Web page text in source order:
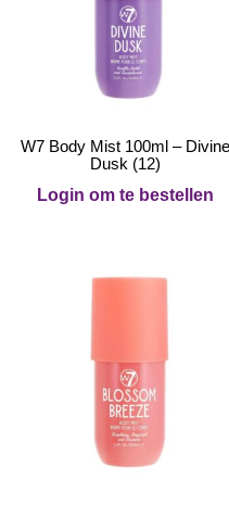
W7 Body Mist 100ml – Divine
Dusk (12)
Login om te bestellen